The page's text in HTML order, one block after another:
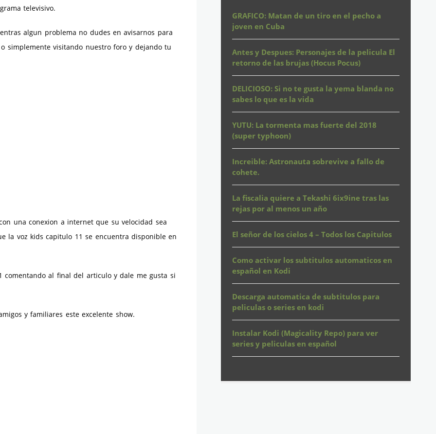
televisivo.
algun problema no dudes en avisarnos para
simplemente visitando nuestro foro y dejando tu
una conexion a internet que su velocidad sea
la voz kids capitulo 11 se encuentra disponible en
comentando al final del articulo y dale me gusta si
y familiares este excelente show.
GRAFICO: Matan de un tiro en el pecho a
joven en Cuba
Antes y Despues: Personajes de la pelicula El
retorno de las brujas (Hocus Pocus)
DELICIOSO: Si no te gusta la yema blanda no
sabes lo que es la vida
YUTU: La tormenta mas fuerte del 2018
(super typhoon)
Increible: Astronauta sobrevive a fallo de
cohete.
La fiscalia quiere a Tekashi 6ix9ine tras las
rejas por al menos un año
El señor de los cielos 4 – Todos los Capitulos
Como activar los subtitulos automaticos en
español en Kodi
Descarga automatica de subtitulos para
peliculas o series en kodi
Instalar Kodi (Magicality Repo) para ver
series y peliculas en español